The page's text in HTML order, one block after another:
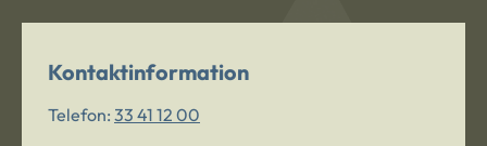
Kontaktinformation
Telefon: 33 41 12 00